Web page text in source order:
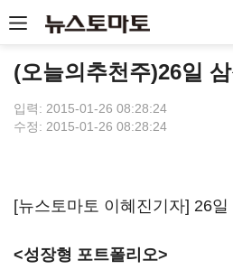
(오늘의추천주)26일
입력: 2015-01-26 08:28:24
수정: 2015-01-26 08:28:24
[뉴스토마토 이혜진기자] 26
<성장형 포트폴리오>